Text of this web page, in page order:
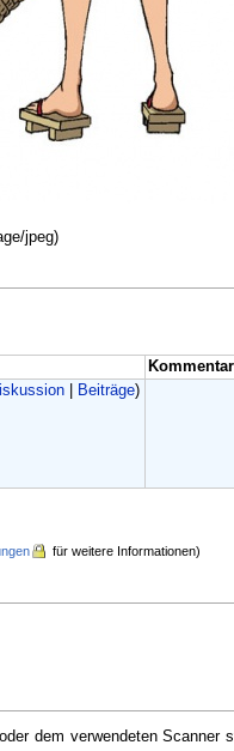
jpeg)
Kommentar
Beiträge)
für weitere Informationen)
dem verwendeten Scanner